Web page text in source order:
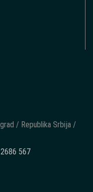
/ Republika Srbija /
567